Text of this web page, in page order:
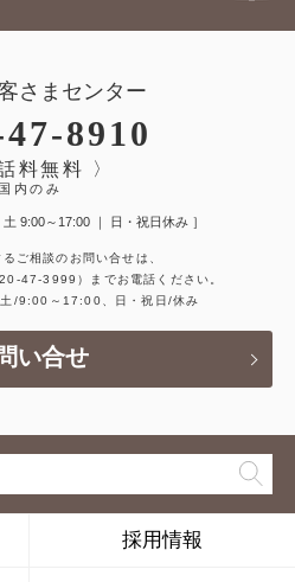
さまセンター
8910
料無料 〉
国内のみ
9:00～17:00 ｜ 日・祝日休み ］
ご相談のお問い合せは、
47-3999）
までお電話ください。
/9:00～17:00、日・祝日/休み
い合せ
採用情報